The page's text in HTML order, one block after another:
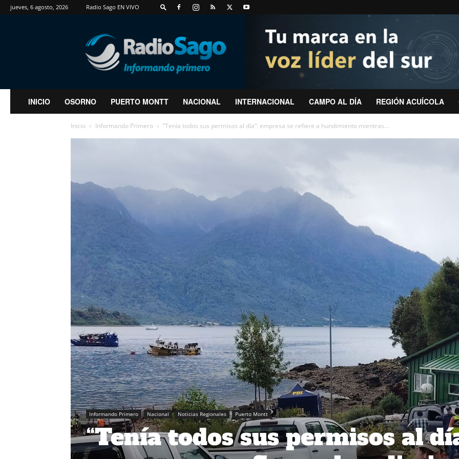
jueves, 6 agosto, 2026 Radio Sago EN VIVO
RadioSago
INICIO OSORNO PUERTO MONTT NACIONAL INTERNACIONAL CAMPO AL DÍA REGIÓN ACUÍCOLA
Inicio Informando Primero “Tenía todos sus permisos al día”: empresa se refiere a hundimiento mientras...
Informando Primero Nacional Noticias Regionales Puerto Montt
“Tenía todos sus permisos al